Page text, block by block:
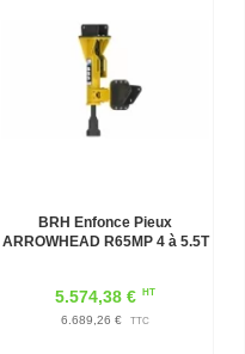
BRH Enfonce Pieux
ARROWHEAD R65MP 4 à 5.5T
5.574,38 € HT
6.689,26 € TTC